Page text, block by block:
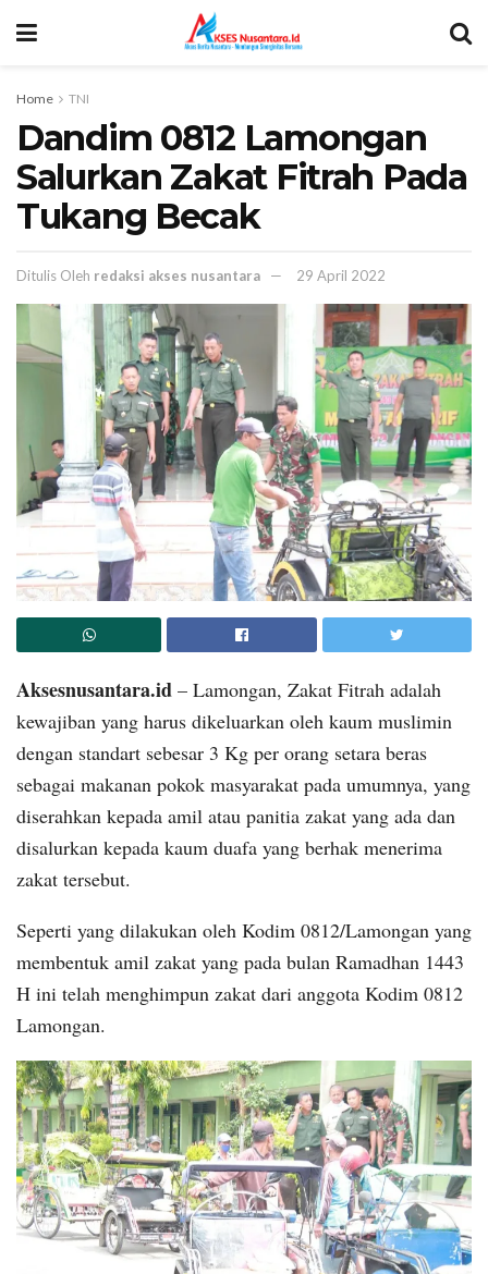
Home TNI
Dandim 0812 Lamongan
Salurkan Zakat Fitrah Pada
Tukang Becak
Ditulis Oleh redaksi akses nusantara 29 April 2022
Aksesnusantara.id – Lamongan, Zakat Fitrah adalah
kewajiban yang harus dikeluarkan oleh kaum muslimin
dengan standart sebesar 3 Kg per orang setara beras
sebagai makanan pokok masyarakat pada umumnya, yang
diserahkan kepada amil atau panitia zakat yang ada dan
disalurkan kepada kaum duafa yang berhak menerima
zakat tersebut.
Seperti yang dilakukan oleh Kodim 0812/Lamongan yang
membentuk amil zakat yang pada bulan Ramadhan 1443
H ini telah menghimpun zakat dari anggota Kodim 0812
Lamongan.